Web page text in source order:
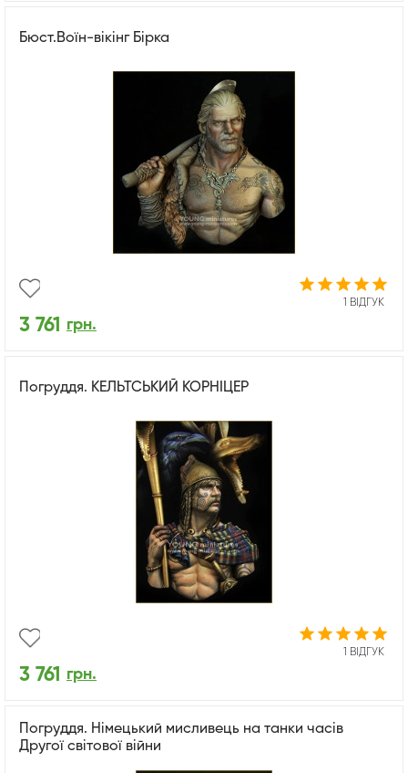
Бюст.Воїн-вікінг Бірка
1 ВІДГУК
3 761 грн.
Погруддя. КЕЛЬТСЬКИЙ КОРНІЦЕР
1 ВІДГУК
3 761 грн.
Погруддя. Німецький мисливець на танки часів
Другої світової війни